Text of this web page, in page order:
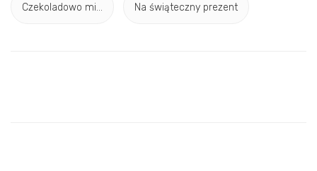
Czekoladowo mi... Na świąteczny prezent